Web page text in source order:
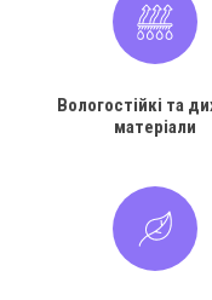
Вологостійкі та
матеріали